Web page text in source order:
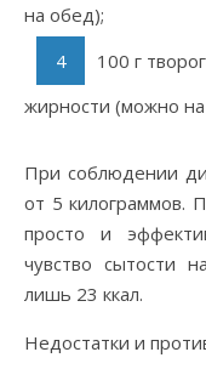
на обед);
100 г
жирности (можно
При соблюдении
от 5 килограммов.
просто и
чувство сытости
лишь 23 ккал.
Недостатки и